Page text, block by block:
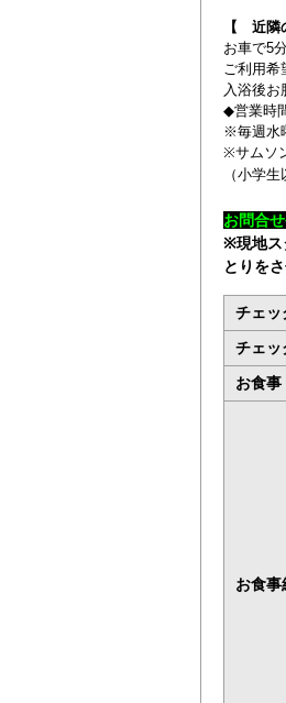
【 近隣
お車で5
ご利用希
入浴後お
◆営業時
※毎週水
※サムソ
（小学
お問合
※現地ス
とりを
チェッ
チェッ
お食事
お食事